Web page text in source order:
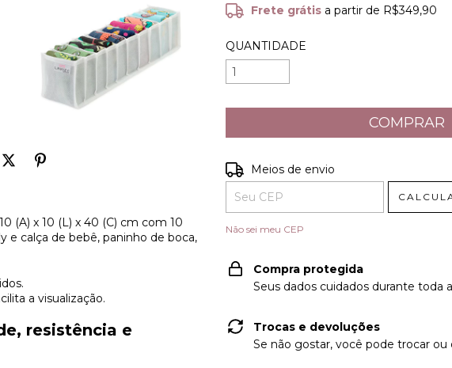
(A) x 10 (L) x 40 (C) cm com 10
e calça de bebê, paninho de boca,
a visualização.
resistência e
Frete grátis a partir de R$349,90
QUANTIDADE
Entregas para o CEP:
Meios de envio
Não sei meu CEP
Compra protegida
Seus dados cuidados durante toda
Trocas e devoluções
Se não gostar, você pode trocar ou